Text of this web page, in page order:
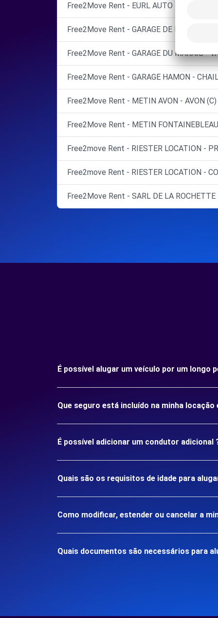
Free2Move Rent - EURL AUTO MELUN
Free2Move Rent - GARAGE DE LA BRIE
Free2Move Rent - GARAGE DU MARAIS -
Free2Move Rent - GARAGE HAMON -
Free2Move Rent - METIN AVON - AVON (C)
Free2Move Rent - METIN
Free2move Rent - RIESTER LOCATION -
Free2move Rent - RIESTER LOCATION -
Free2Move Rent - SARL DE LA ROCHETTE
É possível alugar um veículo por um longo
Que seguro está incluído na minha locação
É possível adicionar um condutor adicional
Quais são os requisitos de idade para
Como modificar, estender ou cancelar a
Quais documentos são necessários para